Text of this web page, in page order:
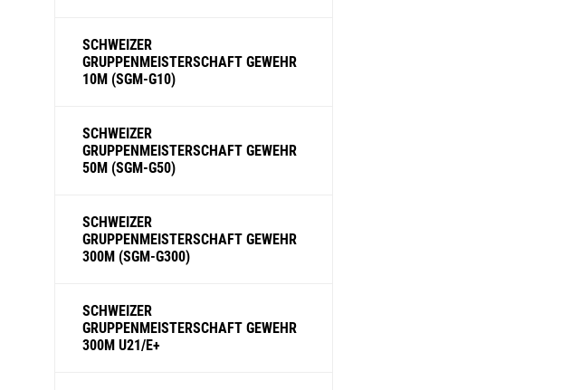
SCHWEIZER
GRUPPENMEISTERSCHAFT GEWEHR
10M (SGM-G10)
SCHWEIZER
GRUPPENMEISTERSCHAFT GEWEHR
50M (SGM-G50)
SCHWEIZER
GRUPPENMEISTERSCHAFT GEWEHR
300M (SGM-G300)
SCHWEIZER
GRUPPENMEISTERSCHAFT GEWEHR
300M U21/E+